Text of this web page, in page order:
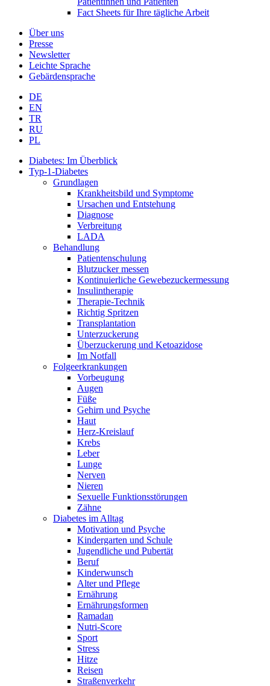
Fact Sheets für Ihre tägliche Arbeit
Über uns
Presse
Newsletter
Leichte Sprache
Gebärdensprache
DE
EN
TR
RU
PL
Diabetes: Im Überblick
Typ-1-Diabetes
Grundlagen
Krankheitsbild und Symptome
Ursachen und Entstehung
Diagnose
Verbreitung
LADA
Behandlung
Patientenschulung
Blutzucker messen
Kontinuierliche Gewebezuckermessung
Insulintherapie
Therapie-Technik
Richtig Spritzen
Transplantation
Unterzuckerung
Überzuckerung und Ketoazidose
Im Notfall
Folgeerkrankungen
Vorbeugung
Augen
Füße
Gehirn und Psyche
Haut
Herz-Kreislauf
Krebs
Leber
Lunge
Nerven
Nieren
Sexuelle Funktionsstörungen
Zähne
Diabetes im Alltag
Motivation und Psyche
Kindergarten und Schule
Jugendliche und Pubertät
Beruf
Kinderwunsch
Alter und Pflege
Ernährung
Ernährungsformen
Ramadan
Nutri-Score
Sport
Stress
Hitze
Reisen
Straßenverkehr